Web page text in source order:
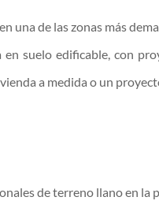
una de las zonas más
en suelo edificable, con
a medida o un
de terreno llano en la